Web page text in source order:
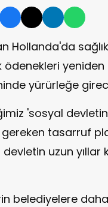
Hollanda'da
yürürleğe
'sosyal
tasarruf
uzun yıllar
belediyelere